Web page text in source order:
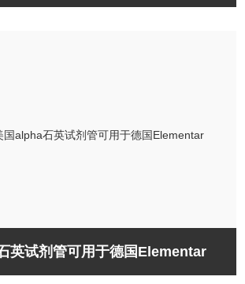
英试剂管可用于德国Elementar